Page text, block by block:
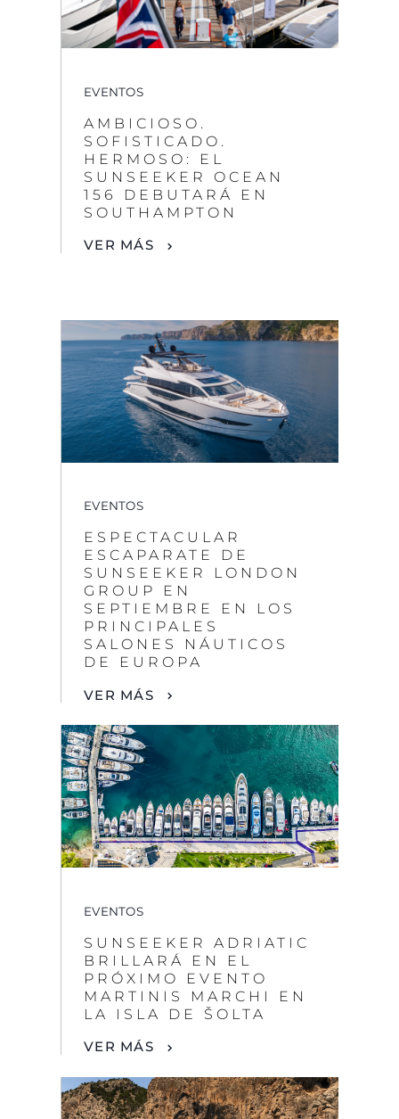
EVENTOS
AMBICIOSO.
SOFISTICADO.
HERMOSO: EL
SUNSEEKER OCEAN
156 DEBUTARÁ EN
SOUTHAMPTON
VER MÁS
EVENTOS
ESPECTACULAR
ESCAPARATE DE
SUNSEEKER LONDON
GROUP EN
SEPTIEMBRE EN LOS
PRINCIPALES
SALONES NÁUTICOS
DE EUROPA
VER MÁS
EVENTOS
SUNSEEKER ADRIATIC
BRILLARÁ EN EL
PRÓXIMO EVENTO
MARTINIS MARCHI EN
LA ISLA DE ŠOLTA
VER MÁS